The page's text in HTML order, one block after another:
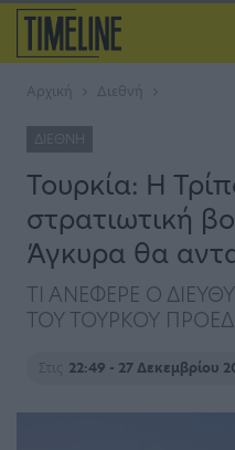
Αρχική Διεθνή
ΔΙΕΘΝΉ
Τουρκία: Η
στρατιωτική
Άγκυρα θα
ΤΙ ΑΝΕΦΕΡΕ Ο
ΤΟΥ ΤΟΥΡΚΟΥ
Στις 22:49 - 27 Δεκεμβρίου